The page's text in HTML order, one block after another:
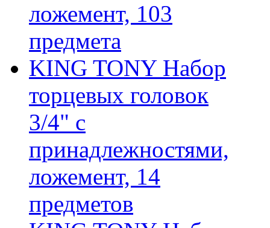
ложемент, 103
предмета
KING TONY Набор
торцевых головок
3/4" с
принадлежностями,
ложемент, 14
предметов